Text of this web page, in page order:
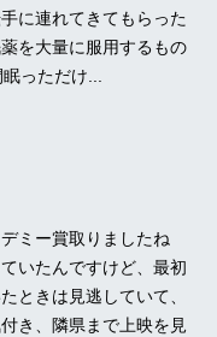
に連れてきてもらった
を大量に服用するもの
っただけ...
ミー賞取りましたね
いたんですけど、最初
ときは見逃していて、
き、隣県まで上映を見